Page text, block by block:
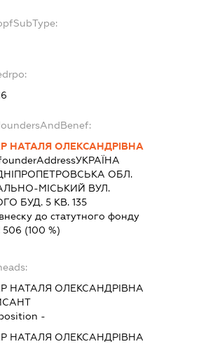
НАТАЛЯ ОЛЕКСАНДРІВНА
УКРАЇНА
ОБЛ.
МІСЬКИЙ ВУЛ.
БУД. 5 КВ. 135
до статутного фонду
506 (100 %)
НАТАЛЯ ОЛЕКСАНДРІВНА
-
НАТАЛЯ ОЛЕКСАНДРІВНА